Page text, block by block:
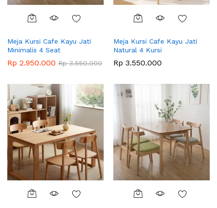
Meja Kursi Cafe Kayu Jati
Minimalis 4 Seat
Rp 2.950.000 Rp3.550.000
Meja Kursi Cafe Kayu Jati
Natural 4 Kursi
Rp 3.550.000